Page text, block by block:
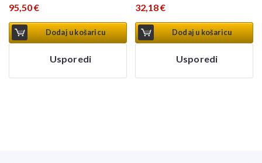
95,50€
Dodaj u košaricu
Usporedi
32,18€
Dodaj u košaricu
Usporedi